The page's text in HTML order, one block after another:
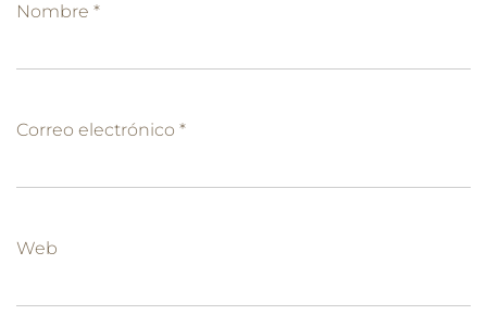
Nombre *
Correo electrónico *
Web